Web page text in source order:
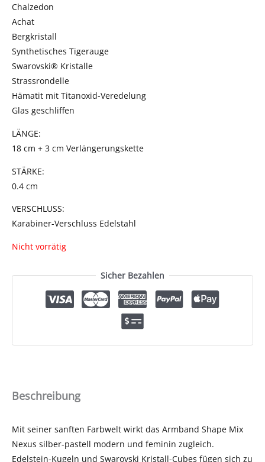
Chalzedon
Achat
Bergkristall
Synthetisches Tigerauge
Swarovski® Kristalle
Strassrondelle
Hämatit mit Titanoxid-Veredelung
Glas geschliffen
LÄNGE:
18 cm + 3 cm Verlängerungskette
STÄRKE:
0.4 cm
VERSCHLUSS:
Karabiner-Verschluss Edelstahl
Nicht vorrätig
Sicher Bezahlen
Beschreibung
Mit seiner sanften Farbwelt wirkt das Armband Shape Mix
Nexus silber-pastell modern und feminin zugleich.
Edelstein-Kugeln und Swarovski Kristall-Cubes fügen sich zu